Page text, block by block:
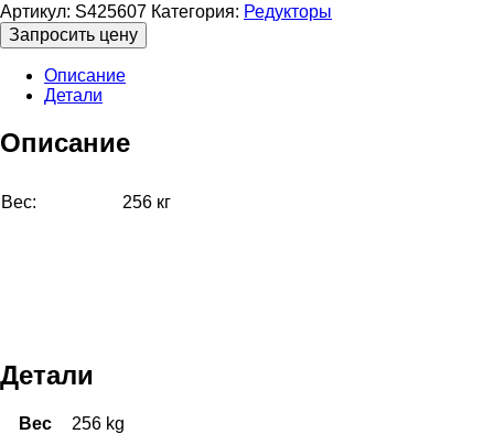
Артикул: S425607 Категория: Редукторы
Запросить цену
Описание
Детали
Описание
Вес: 256 кг
Детали
Вес 256 kg